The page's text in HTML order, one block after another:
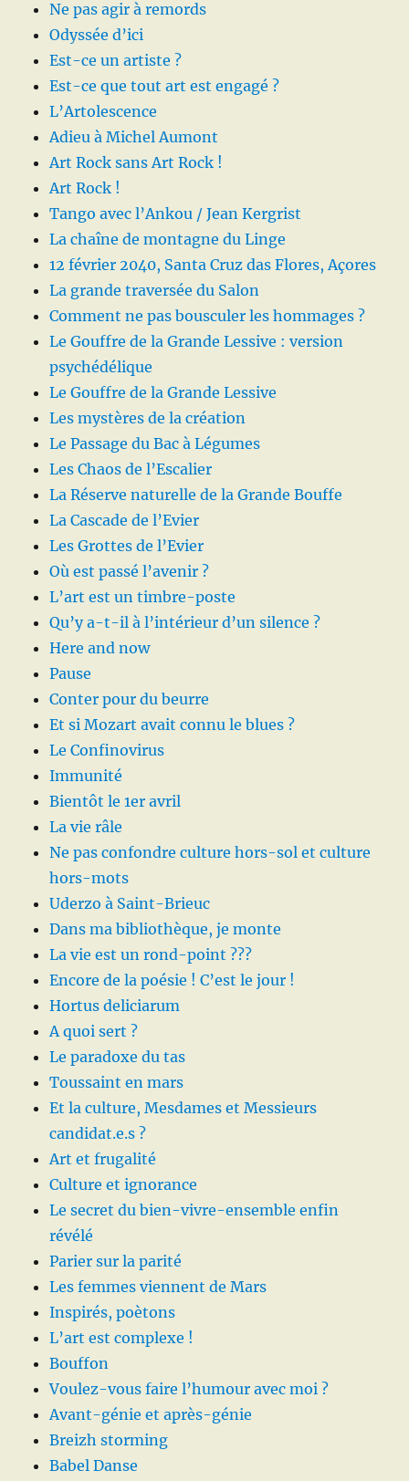
Ne pas agir à remords
Odyssée d’ici
Est-ce un artiste ?
Est-ce que tout art est engagé ?
L’Artolescence
Adieu à Michel Aumont
Art Rock sans Art Rock !
Art Rock !
Tango avec l’Ankou / Jean Kergrist
La chaîne de montagne du Linge
12 février 2040, Santa Cruz das Flores, Açores
La grande traversée du Salon
Comment ne pas bousculer les hommages ?
Le Gouffre de la Grande Lessive : version
psychédélique
Le Gouffre de la Grande Lessive
Les mystères de la création
Le Passage du Bac à Légumes
Les Chaos de l’Escalier
La Réserve naturelle de la Grande Bouffe
La Cascade de l’Evier
Les Grottes de l’Evier
Où est passé l’avenir ?
L’art est un timbre-poste
Qu’y a-t-il à l’intérieur d’un silence ?
Here and now
Pause
Conter pour du beurre
Et si Mozart avait connu le blues ?
Le Confinovirus
Immunité
Bientôt le 1er avril
La vie râle
Ne pas confondre culture hors-sol et culture
hors-mots
Uderzo à Saint-Brieuc
Dans ma bibliothèque, je monte
La vie est un rond-point ???
Encore de la poésie ! C’est le jour !
Hortus deliciarum
A quoi sert ?
Le paradoxe du tas
Toussaint en mars
Et la culture, Mesdames et Messieurs
candidat.e.s ?
Art et frugalité
Culture et ignorance
Le secret du bien-vivre-ensemble enfin
révélé
Parier sur la parité
Les femmes viennent de Mars
Inspirés, poètons
L’art est complexe !
Bouffon
Voulez-vous faire l’humour avec moi ?
Avant-génie et après-génie
Breizh storming
Babel Danse